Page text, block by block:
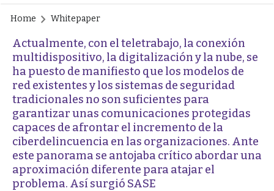
Home Whitepaper
Actualmente, con el teletrabajo, la conexión
multidispositivo, la digitalización y la nube, se
ha puesto de manifiesto que los modelos de
red existentes y los sistemas de seguridad
tradicionales no son suficientes para
garantizar unas comunicaciones protegidas
capaces de afrontar el incremento de la
ciberdelincuencia en las organizaciones. Ante
este panorama se antojaba crítico abordar una
aproximación diferente para atajar el
problema. Así surgió SASE